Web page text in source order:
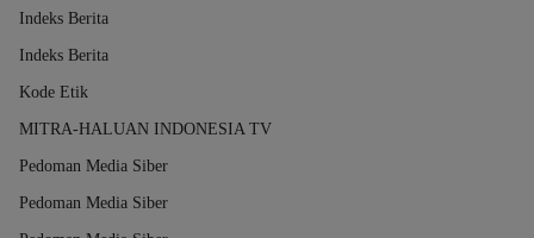
Indeks Berita
Indeks Berita
Kode Etik
MITRA-HALUAN INDONESIA TV
Pedoman Media Siber
Pedoman Media Siber